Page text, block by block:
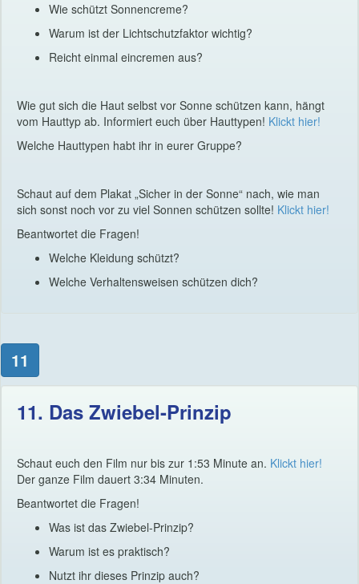
Wie schützt Sonnencreme?
Warum ist der Lichtschutzfaktor wichtig?
Reicht einmal eincremen aus?
Wie gut sich die Haut selbst vor Sonne schützen kann, hängt
vom Hauttyp ab. Informiert euch über Hauttypen! Klickt hier!
Welche Hauttypen habt ihr in eurer Gruppe?
Schaut auf dem Plakat „Sicher in der Sonne“ nach, wie man
sich sonst noch vor zu viel Sonnen schützen sollte! Klickt hier!
Beantwortet die Fragen!
Welche Kleidung schützt?
Welche Verhaltensweisen schützen dich?
11
11. Das Zwiebel-Prinzip
Schaut euch den Film nur bis zur 1:53 Minute an. Klickt hier!
Der ganze Film dauert 3:34 Minuten.
Beantwortet die Fragen!
Was ist das Zwiebel-Prinzip?
Warum ist es praktisch?
Nutzt ihr dieses Prinzip auch?